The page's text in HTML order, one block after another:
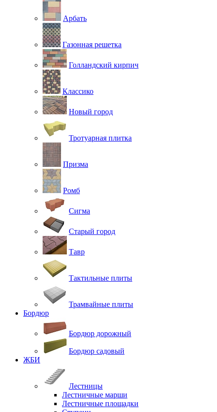
Арбать
Газонная решетка
Голландский кирпич
Классико
Новый город
Тротуарная плитка
Призма
Ромб
Сигма
Старый город
Тавр
Тактильные плиты
Трамвайные плиты
Бордюр
Бордюр дорожный
Бордюр садовый
ЖБИ
Лестницы
Лестничные марши
Лестничные площадки